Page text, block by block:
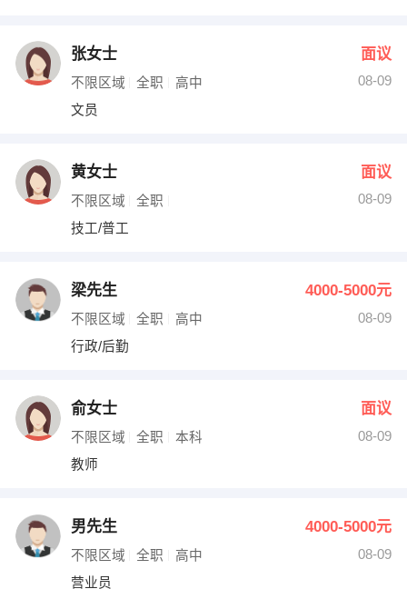
张女士 面议
不限区域 全职 高中
08-09
文员
黄女士 面议
不限区域 全职
08-09
技工/普工
梁先生 4000-5000元
不限区域 全职 高中
08-09
行政/后勤
俞女士 面议
不限区域 全职 本科
08-09
教师
男先生 4000-5000元
不限区域 全职 高中
08-09
营业员